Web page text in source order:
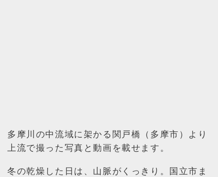
多摩川の中流域に架かる関戸橋（多摩市）より
上流で撮った写真と動画を載せます。
冬の乾燥した日は、山脈がくっきり。国立市ま